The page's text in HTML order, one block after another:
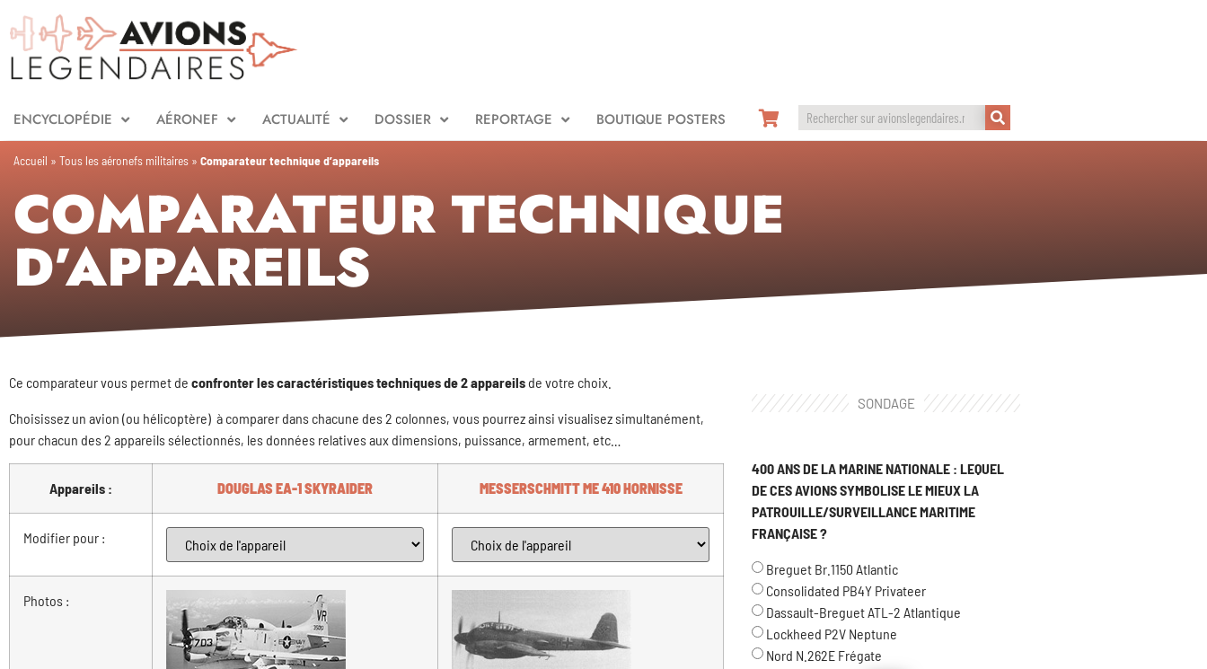
ENCYCLOPÉDIE AÉRONEF ACTUALITÉ DOSSIER REPORTAGE BOUTIQUE POSTERS
Accueil » Tous les aéronefs militaires » Comparateur technique d’appareils
COMPARATEUR TECHNIQUE
D’APPAREILS
Ce comparateur vous permet de confronter les caractéristiques techniques de 2 appareilsde votre choix.
Choisissez un avion (ou hélicoptère) à comparer dans chacune des 2 colonnes, vous pourrez ainsi visualisez simultanément,
pour chacun des 2 appareils sélectionnés, les données relatives aux dimensions, puissance, armement, etc…
Appareils : DOUGLAS EA-1 SKYRAIDER MESSERSCHMITT ME 410 HORNISSE
Modifier pour :
Photos :
SONDAGE
400 ANS DE LA MARINE NATIONALE : LEQUEL
DE CES AVIONS SYMBOLISE LE MIEUX LA
PATROUILLE/SURVEILLANCE MARITIME
FRANÇAISE ?
Breguet Br.1150 Atlantic
Consolidated PB4Y Privateer
Dassault-Breguet ATL-2 Atlantique
Lockheed P2V Neptune
Nord N.262E Frégate